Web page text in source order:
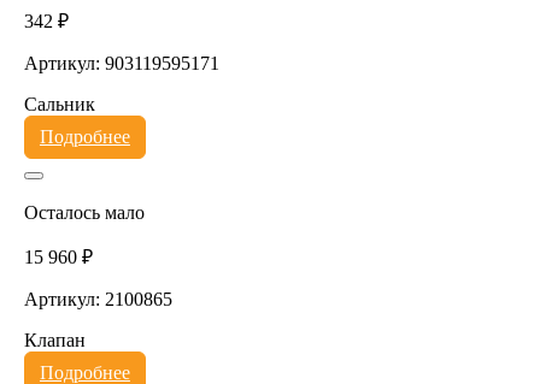
342 ₽
Артикул: 903119595171
Сальник
Подробнее
Осталось мало
15 960 ₽
Артикул: 2100865
Клапан
Подробнее